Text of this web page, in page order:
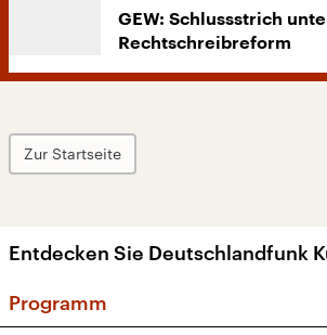
GEW: Schlussstrich
Rechtschreibreform
Zur Startseite
Entdecken Sie Deutschlandfunk
Programm